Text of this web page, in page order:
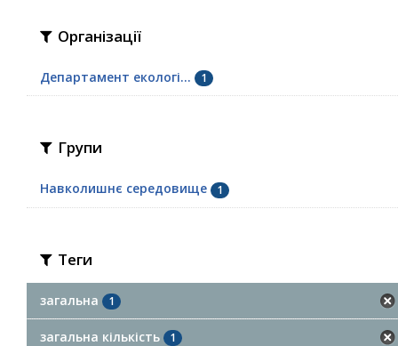
Організації
Департамент екологі... 1
Групи
Навколишнє середовище 1
Теги
загальна 1
загальна кількість 1